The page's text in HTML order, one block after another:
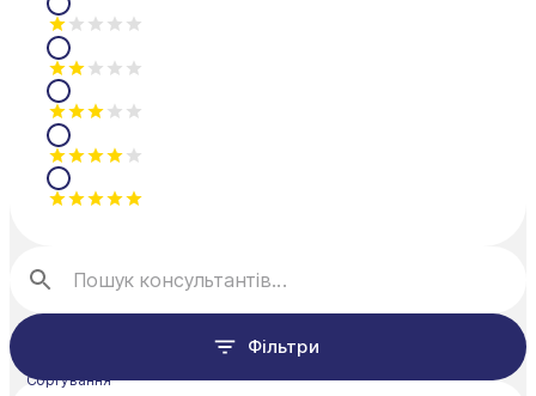
Нікополь
Одеса
Олександрія
Павлоград
Рівне
Тернопіль
Фільтри
Сортування